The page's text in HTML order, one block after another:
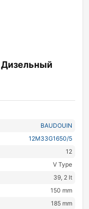
Дизельный
BAUDOUIN
12M33G1650/5
12
V Type
39, 2 lt
150 mm
185 mm